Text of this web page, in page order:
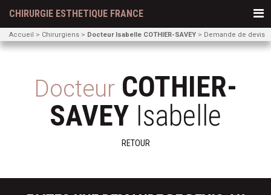
CHIRURGIE ESTHETIQUE FRANCE
Accueil Chirurgiens Docteur Isabelle COTHIER-SAVEY Demande de devis
Docteur COTHIER-
SAVEY Isabelle
RETOUR